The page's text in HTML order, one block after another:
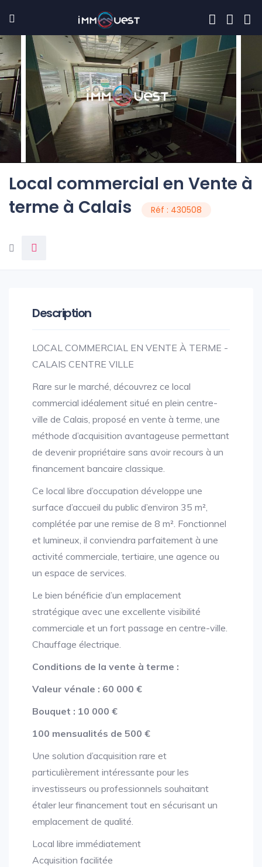
Local commercial en Vente à
terme à Calais
Réf : 430508
Description
LOCAL COMMERCIAL EN VENTE À TERME -
CALAIS CENTRE VILLE
Rare sur le marché, découvrez ce local
commercial idéalement situé en plein centre-
ville de Calais, proposé en vente à terme, une
méthode d’acquisition avantageuse permettant
de devenir propriétaire sans avoir recours à un
financement bancaire classique.
Ce local libre d’occupation développe une
surface d’accueil du public d’environ 35 m²,
complétée par une remise de 8 m². Fonctionnel
et lumineux, il conviendra parfaitement à une
activité commerciale, tertiaire, une agence ou
un espace de services.
Le bien bénéficie d’un emplacement
stratégique avec une excellente visibilité
commerciale et un fort passage en centre-ville.
Chauffage électrique.
Conditions de la vente à terme :
Valeur vénale : 60 000 €
Bouquet : 10 000 €
100 mensualités de 500 €
Une solution d’acquisition rare et
particulièrement intéressante pour les
investisseurs ou professionnels souhaitant
étaler leur financement tout en sécurisant un
emplacement de qualité.
Local libre immédiatement
Acquisition facilitée